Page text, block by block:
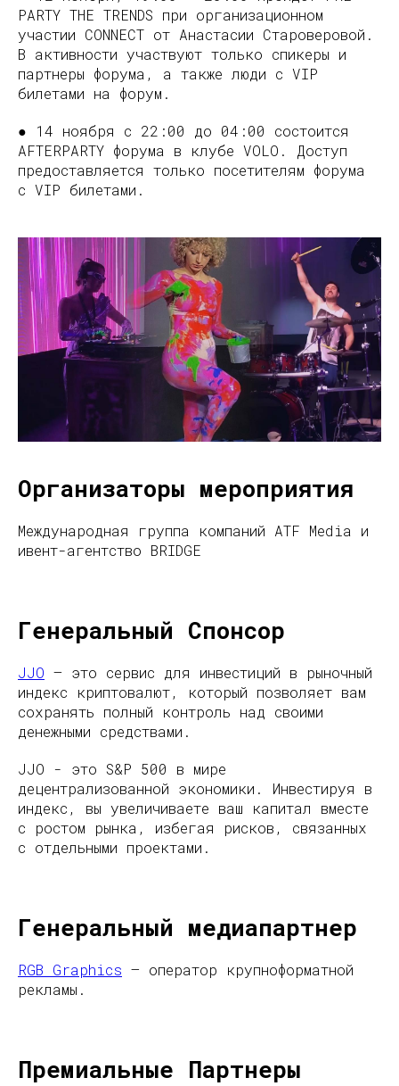
PARTY THE TRENDS при организационном
участии CONNECT от Анастасии Староверовой.
В активности участвуют только спикеры и
партнеры форума, а также люди с VIP
билетами на форум.
● 14 ноября с 22:00 до 04:00 состоится
AFTERPARTY форума в клубе VOLO. Доступ
предоставляется только посетителям форума
с VIP билетами.
Организаторы мероприятия
Международная группа компаний ATF Media и
ивент-агентство BRIDGE
Генеральный Спонсор
JJO — это сервис для инвестиций в рыночный
индекс криптовалют, который позволяет вам
сохранять полный контроль над своими
денежными средствами.
JJO - это S&P 500 в мире
децентрализованной экономики. Инвестируя в
индекс, вы увеличиваете ваш капитал вместе
с ростом рынка, избегая рисков, связанных
с отдельными проектами.
Генеральный медиапартнер
RGB Graphics – оператор крупноформатной
рекламы.
Премиальные Партнеры